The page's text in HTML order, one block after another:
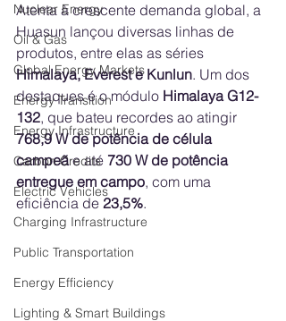
Nuclear Energy
Oil & Gas
Global Energy Markets
Energy Transition
Energy Infrastructure
Carbon Credits
Electric Vehicles
Charging Infrastructure
Public Transportation
Energy Efficiency
Lighting & Smart Buildings
Atenta à crescente demanda global, a
Huasun lançou diversas linhas de
produtos, entre elas as séries
Himalaya, Everest e Kunlun. Um dos
destaques é o módulo Himalaya G12-
132, que bateu recordes ao atingir
768,9 W de potência de célula
campeã e até 730 W de potência
entregue em campo, com uma
eficiência de 23,5%.